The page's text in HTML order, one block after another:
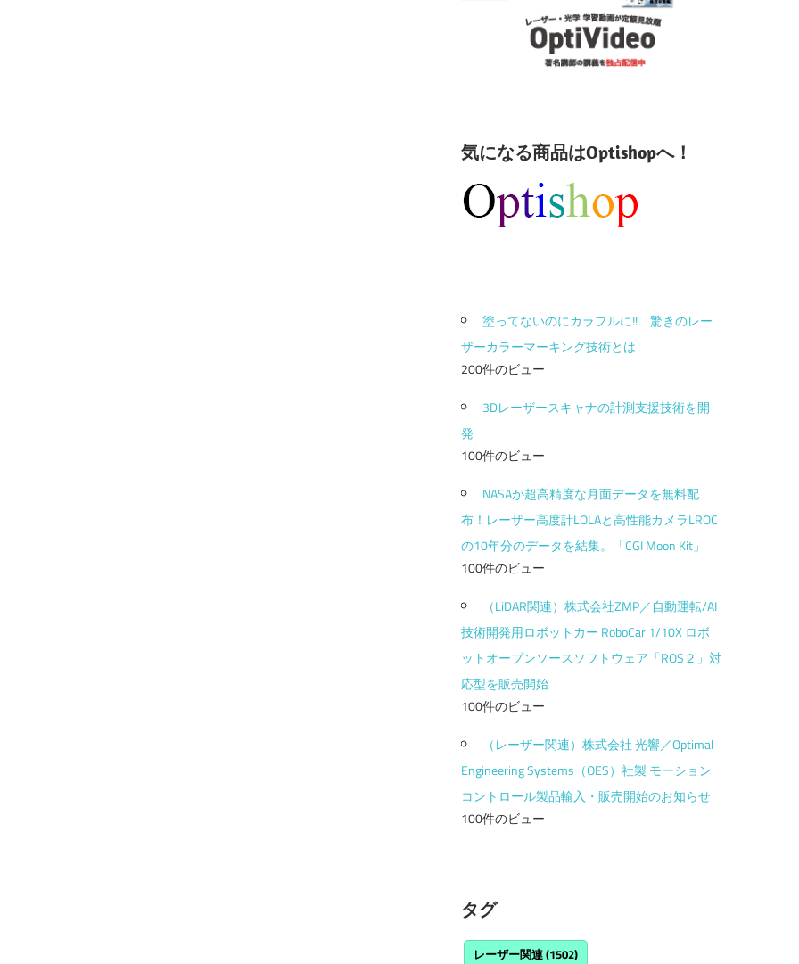
気になる商品はOptishopへ！
塗ってないのにカラフルに!! 驚きのレー
ザーカラーマーキング技術とは
200件のビュー
3Dレーザースキャナの計測支援技術を開
発
100件のビュー
NASAが超高精度な月面データを無料配
布！レーザー高度計LOLAと高性能カメラLROC
の10年分のデータを結集。「CGI Moon Kit」
100件のビュー
（LiDAR関連）株式会社ZMP／自動運転/AI
技術開発用ロボットカー RoboCar 1/10X ロボ
ットオープンソースソフトウェア「ROS２」対
応型を販売開始
100件のビュー
（レーザー関連）株式会社 光響／Optimal
Engineering Systems（OES）社製 モーション
コントロール製品輸入・販売開始のお知らせ
100件のビュー
タグ
レーザー関連(1502)